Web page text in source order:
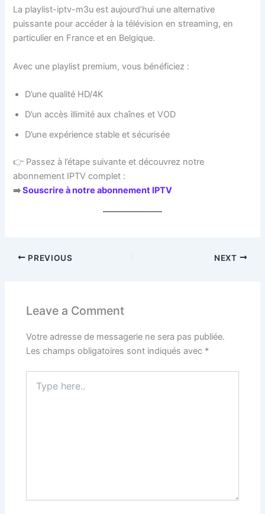
La playlist-iptv-m3u est aujourd’hui une alternative
puissante pour accéder à la télévision en streaming, en
particulier en France et en Belgique.
Avec une playlist premium, vous bénéficiez :
D’une qualité HD/4K
D’un accès illimité aux chaînes et VOD
D’une expérience stable et sécurisée
👉 Passez à l’étape suivante et découvrez notre
abonnement IPTV complet :
➡️Souscrire à notre abonnement IPTV
PREVIOUS NEXT
Leave a Comment
Votre adresse de messagerie ne sera pas publiée.
Les champs obligatoires sont indiqués avec *
here..